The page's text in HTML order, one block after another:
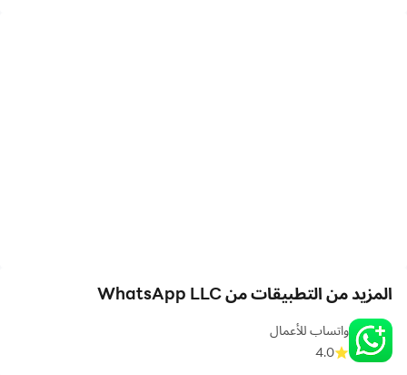
المزيد من التطبيقات من WhatsApp LLC
واتساب للأعمال
4.0